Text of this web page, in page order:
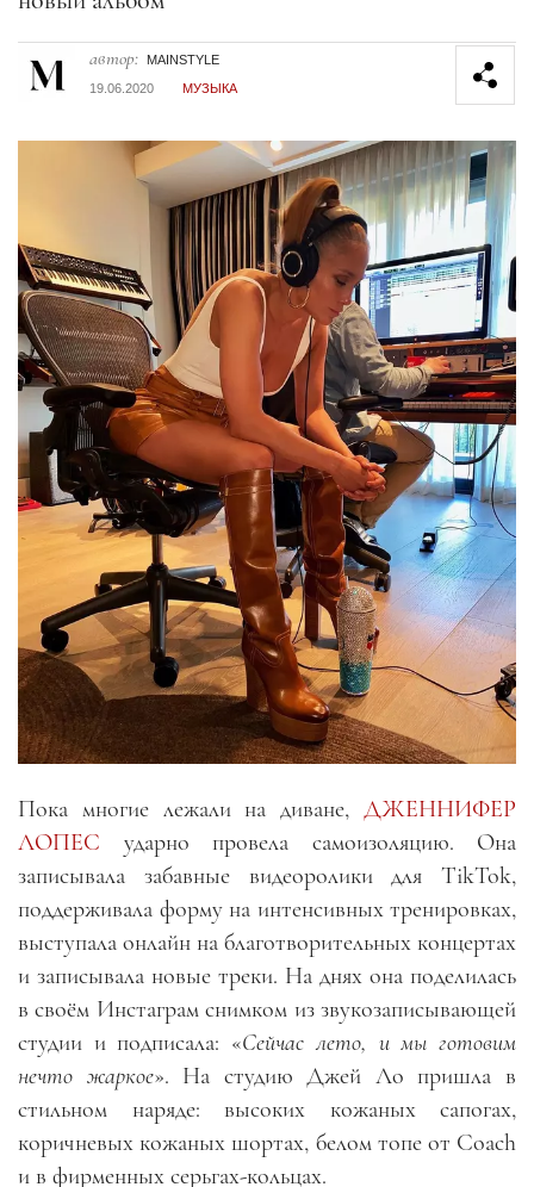
автор:
MAINSTYLE
19.06.2020
МУЗЫКА
Пока многие лежали на диване, ДЖЕННИФЕР
ЛОПЕС ударно провела самоизоляцию. Она
записывала забавные видеоролики для TikTok,
поддерживала форму на интенсивных тренировках,
выступала онлайн на благотворительных концертах
и записывала новые треки. На днях она поделилась
в своём Инстаграм снимком из звукозаписывающей
студии и подписала: «Сейчас лето, и мы готовим
нечто жаркое». На студию Джей Ло пришла в
стильном наряде: высоких кожаных сапогах,
коричневых кожаных шортах, белом топе от Coach
и в фирменных серьгах-кольцах.